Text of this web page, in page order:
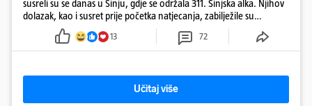
susreli su se danas u Sinju, gdje se održala 311. Sinjska alka. Njihov
dolazak, kao i susret prije početka natjecanja, zabilježile su
kamere. Uz Milanovića i Plenkovića, na Alku su stigli i predsjednik
Hrvatskog sabora Gordan Jandroković, sinjski gradonačelnik Miro
Bulj, zagrebački gradonačelnik Tomislav Tomašević te dubrovački
13 72
Učitaj više